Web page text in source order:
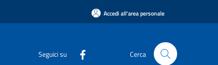
Accedi all'area personale
Seguici su Cerca